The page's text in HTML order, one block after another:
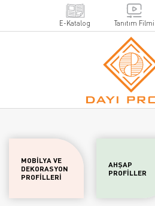
E-Katalog Tanıtım Filmi
MOBİLYA VE
DEKORASYON
PROFİLLERİ
AHŞAP
PROFİLLER